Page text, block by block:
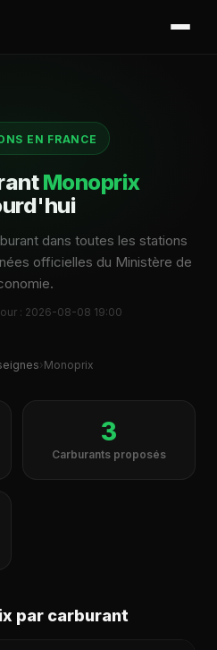
EN FRANCE
Monoprix
dans toutes les stations
officielles du Ministère de
: 2026-08-08 19:00
› Monoprix
3
Carburants proposés
par carburant